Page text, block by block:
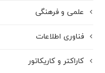
علمی و فرهنگی
فناوری اطلاعات
کاراکتر و کاریکاتور